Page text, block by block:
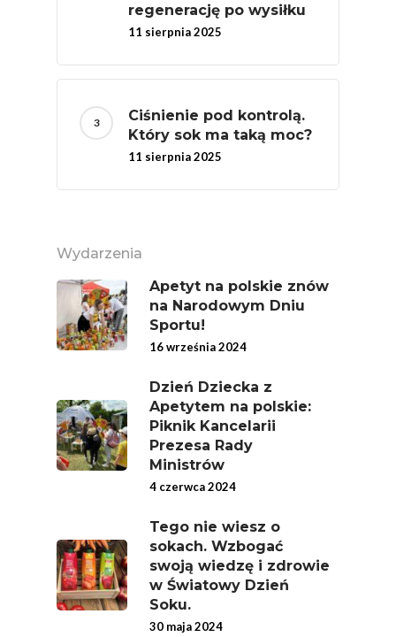
regenerację po wysiłku
11 sierpnia 2025
Ciśnienie pod kontrolą.
Który sok ma taką moc?
11 sierpnia 2025
Wydarzenia
Apetyt na polskie znów
na Narodowym Dniu
Sportu!
16 września 2024
Dzień Dziecka z
Apetytem na polskie:
Piknik Kancelarii
Prezesa Rady
Ministrów
4 czerwca 2024
Tego nie wiesz o
sokach. Wzbogać
swoją wiedzę i zdrowie
w Światowy Dzień
Soku.
30 maja 2024